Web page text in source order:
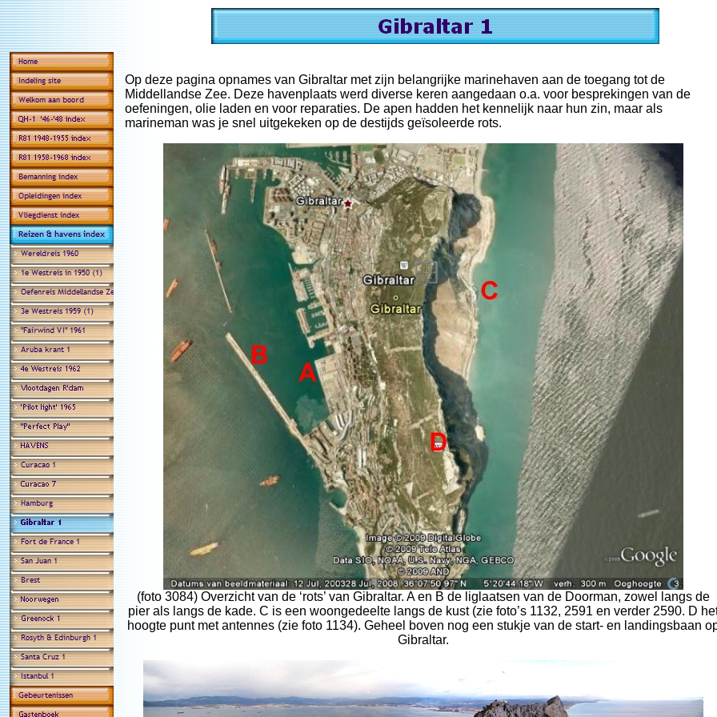
Op deze pagina opnames van Gibraltar met zijn belangrijke marinehaven aan de toegang tot de
Middellandse Zee. Deze havenplaats werd diverse keren aangedaan o.a. voor besprekingen van de
oefeningen, olie laden en voor reparaties. De apen hadden het kennelijk naar hun zin, maar als
marineman was je snel uitgekeken op de destijds geïsoleerde rots.
(foto 3084) Overzicht van de ‘rots’ van Gibraltar. A en B de liglaatsen van de Doorman, zowel langs de
pier als langs de kade. C is een woongedeelte langs de kust (zie foto’s 1132, 2591 en verder 2590. D
hoogte punt met antennes (zie foto 1134). Geheel boven nog een stukje van de start- en landingsbaan
Gibraltar.